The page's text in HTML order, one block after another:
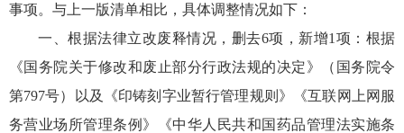
事项。与上一版清单相比，具体调整情况如下：
一、根据法律立改废释情况，删去6项，新增1项：根据
《国务院关于修改和废止部分行政法规的决定》（国务院令
第797号）以及《印铸刻字业暂行管理规则》《互联网上网服
务营业场所管理条例》《中华人民共和国药品管理法实施条